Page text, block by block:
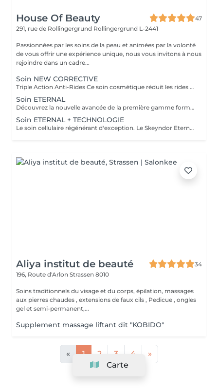
House Of Beauty
47
291, rue de Rollingergrund Rollingergrund L-2441
Passionnées par les soins de la peau et animées par la volonté
de vous offrir une expérience unique, nous vous invitons à nous
rejoindre dans un cadre...
Soin NEW CORRECTIVE
Triple Action Anti-Rides Ce soin cosmétique réduit les rides profondes et les rides d'expression rapidement et efficacement. L'innovante combinaison de trois mécanismes d'action dans un même soin ( Nouveau pouvoir Peeling, Effet combleur plus puissant et effet décontractant plus puissant ) produisent un effet lissant sur les rides les plus profondes. Les rides disparaissent naturellement et progressivement dès la première séance
Soin ETERNAL
Découvrez la nouvelle avancée de la première gamme formulée à partir de cellules souches végétales. Le soin ETERNAL stimule la régénération de toutes les couches de la peau et inverse le processus de vieillissement cellulaire. Sa combinaison de cellules souches végétales stimulent les cellules souches dermo-épidermiques et hypodermiques de la peau, essentielles au maintient de la densité et de l'épaisseur d'une peau jeune. Une peau rajeunie et redensifiée
Soin ETERNAL + TECHNOLOGIE
Le soin cellulaire régénérant d'exception. Le Skeyndor Eternal stimule la vitalité et la longévité des cellules grâce à la puissance des cellules souches végétales et d'actifs hautement nourrissants. Associé à une technologie avancée au choix, ce soin agit en profondeur pour régénérer, raffermir et redonner éclat à la peau. Peau plus ferme, dense et nourrie en profondeur. Rides et ridules visiblement atténuées, teint éclatant, lumineux et revitalisant. Effet jeunesse visible dès la 1 séance Idéal pour: Peaux matures, sèches ou en perte de densité Teints ternes ou fatigués En cure pour un résultat jeunesse durable
Aliya institut de beauté
34
196, Route d'Arlon Strassen 8010
Soins traditionnels du visage et du corps, épilation, massages
aux pierres chaudes , extensions de faux cils , Pedicue , ongles
gel et semi-permanent,...
Supplement massage liftant dit "KOBIDO"
« 1 2 3 4
»
Carte